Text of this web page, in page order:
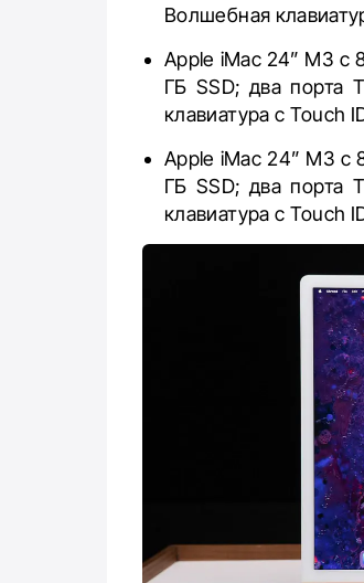
Волшебная
Apple iMac 24” M3 с
ГБ SSD; два порта
клавиатура с Touch
Apple iMac 24” M3 с
ГБ SSD; два порта
клавиатура с Touch